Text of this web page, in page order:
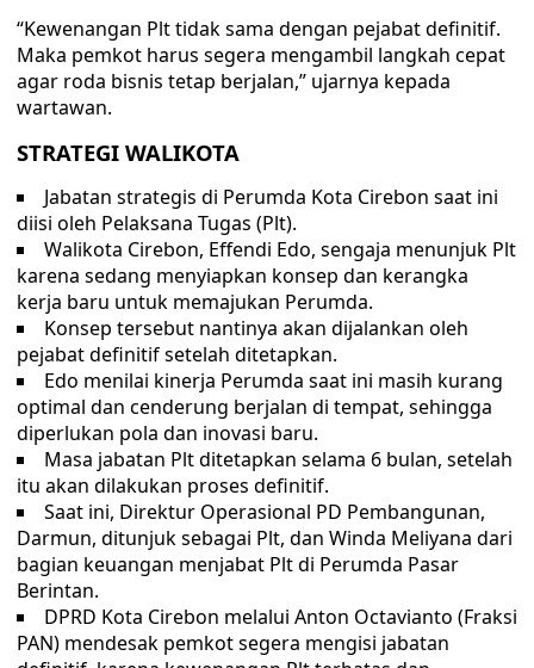
“Kewenangan Plt tidak sama dengan pejabat definitif.
Maka pemkot harus segera mengambil langkah cepat
agar roda bisnis tetap berjalan,” ujarnya kepada
wartawan.
STRATEGI WALIKOTA
Jabatan strategis di Perumda Kota Cirebon saat ini
diisi oleh Pelaksana Tugas (Plt).
Walikota Cirebon, Effendi Edo, sengaja menunjuk Plt
karena sedang menyiapkan konsep dan kerangka
kerja baru untuk memajukan Perumda.
Konsep tersebut nantinya akan dijalankan oleh
pejabat definitif setelah ditetapkan.
Edo menilai kinerja Perumda saat ini masih kurang
optimal dan cenderung berjalan di tempat, sehingga
diperlukan pola dan inovasi baru.
Masa jabatan Plt ditetapkan selama 6 bulan, setelah
itu akan dilakukan proses definitif.
Saat ini, Direktur Operasional PD Pembangunan,
Darmun, ditunjuk sebagai Plt, dan Winda Meliyana dari
bagian keuangan menjabat Plt di Perumda Pasar
Berintan.
DPRD Kota Cirebon melalui Anton Octavianto (Fraksi
PAN) mendesak pemkot segera mengisi jabatan